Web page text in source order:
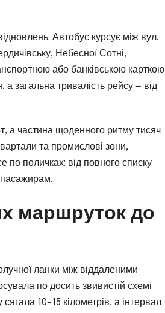
Автобус курсує між вул.
Небесної Сотні,
або банківською карткою
а загальна тривалість рейсу — від
а частина щоденного ритму тисяч
та промислові зони,
поличках: від повного списку
пасажирам.
маршруток до
ланки між віддаленими
по досить звивистій схемі
10–15 кілометрів, а інтервал